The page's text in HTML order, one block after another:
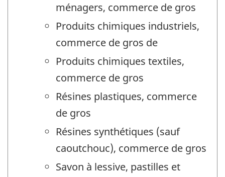
ménagers, commerce de gros
Produits chimiques industriels,
commerce de gros de
Produits chimiques textiles,
commerce de gros
Résines plastiques, commerce
de gros
Résines synthétiques (sauf
caoutchouc), commerce de gros
Savon à lessive, pastilles et